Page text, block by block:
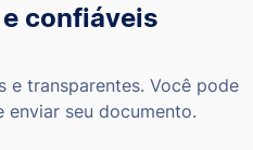
confiáveis
e transparentes. Você pode
enviar seu documento.